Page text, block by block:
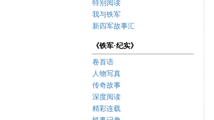
特别阅读
我与铁军
新四军故事汇
《铁军·纪实》
卷首语
人物写真
传奇故事
深度阅读
精彩连载